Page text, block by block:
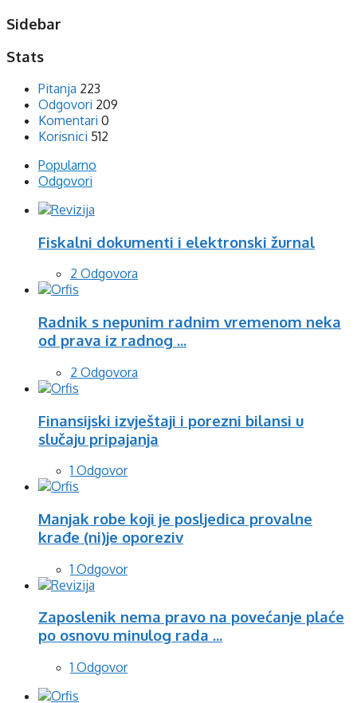
Sidebar
Stats
Pitanja 223
Odgovori 209
Komentari 0
Korisnici 512
Popularno
Odgovori
Fiskalni dokumenti i elektronski žurnal
2 Odgovora
Radnik s nepunim radnim vremenom neka
od prava iz radnog ...
2 Odgovora
Finansijski izvještaji i porezni bilansi u
slučaju pripajanja
1 Odgovor
Manjak robe koji je posljedica provalne
krađe (ni)je oporeziv
1 Odgovor
Zaposlenik nema pravo na povećanje plaće
po osnovu minulog rada ...
1 Odgovor